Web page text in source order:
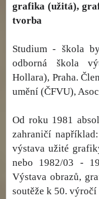
grafika (užitá),
tvorba
Studium - škola
odborná škola
Hollara), Praha.
umění (ČFVU),
Od roku 1981
zahraničí
výstava užité
nebo 1982/03 -
Výstava obrazů,
soutěže k 50.